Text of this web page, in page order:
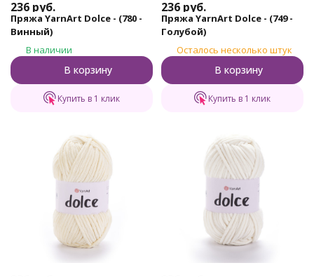
236 руб.
Пряжа YarnArt Dolce - (780 -
Винный)
В наличии
В корзину
Купить в 1 клик
236 руб.
Пряжа YarnArt Dolce - (749 -
Голубой)
Осталось несколько штук
В корзину
Купить в 1 клик